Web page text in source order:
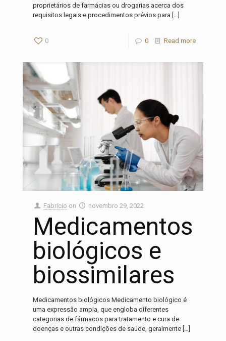
proprietários de farmácias ou drogarias acerca dos
requisitos legais e procedimentos prévios para […]
0 0 Read more
Fabricio on novembro 29, 2022
Medicamentos
biológicos e
biossimilares
Medicamentos biológicos Medicamento biológico é
uma expressão ampla, que engloba diferentes
categorias de fármacos para tratamento e cura de
doenças e outras condições de saúde, geralmente […]
Nosso time de consultores está aqui para lhe